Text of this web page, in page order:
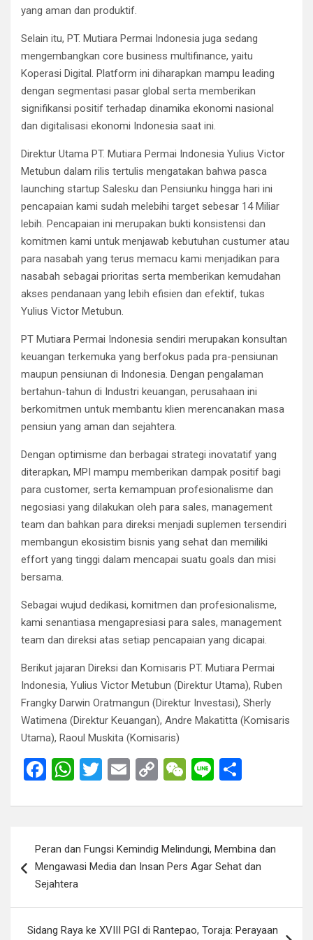
yang aman dan produktif.
Selain itu, PT. Mutiara Permai Indonesia juga sedang
mengembangkan core business multifinance, yaitu
Koperasi Digital. Platform ini diharapkan mampu leading
dengan segmentasi pasar global serta memberikan
signifikansi positif terhadap dinamika ekonomi nasional
dan digitalisasi ekonomi Indonesia saat ini.
Direktur Utama PT. Mutiara Permai Indonesia Yulius Victor
Metubun dalam rilis tertulis mengatakan bahwa pasca
launching startup Salesku dan Pensiunku hingga hari ini
pencapaian kami sudah melebihi target sebesar 14 Miliar
lebih. Pencapaian ini merupakan bukti konsistensi dan
komitmen kami untuk menjawab kebutuhan custumer atau
para nasabah yang terus memacu kami menjadikan para
nasabah sebagai prioritas serta memberikan kemudahan
akses pendanaan yang lebih efisien dan efektif, tukas
Yulius Victor Metubun.
PT Mutiara Permai Indonesia sendiri merupakan konsultan
keuangan terkemuka yang berfokus pada pra-pensiunan
maupun pensiunan di Indonesia. Dengan pengalaman
bertahun-tahun di Industri keuangan, perusahaan ini
berkomitmen untuk membantu klien merencanakan masa
pensiun yang aman dan sejahtera.
Dengan optimisme dan berbagai strategi inovatatif yang
diterapkan, MPI mampu memberikan dampak positif bagi
para customer, serta kemampuan profesionalisme dan
negosiasi yang dilakukan oleh para sales, management
team dan bahkan para direksi menjadi suplemen tersendiri
membangun ekosistim bisnis yang sehat dan memiliki
effort yang tinggi dalam mencapai suatu goals dan misi
bersama.
Sebagai wujud dedikasi, komitmen dan profesionalisme,
kami senantiasa mengapresiasi para sales, management
team dan direksi atas setiap pencapaian yang dicapai.
Berikut jajaran Direksi dan Komisaris PT. Mutiara Permai
Indonesia, Yulius Victor Metubun (Direktur Utama), Ruben
Frangky Darwin Oratmangun (Direktur Investasi), Sherly
Watimena (Direktur Keuangan), Andre Makatitta (Komisaris
Utama), Raoul Muskita (Komisaris)
F
ce
o
o
k
W
at
A
p
p
T
tt
E
ail
C
py
n
W
C
at
Li
e
ar
navigation
Peran dan Fungsi Kemindig Melindungi, Membina dan
Mengawasi Media dan Insan Pers Agar Sehat dan
Sejahtera
Sidang Raya ke XVIII PGI di Rantepao, Toraja: Perayaan